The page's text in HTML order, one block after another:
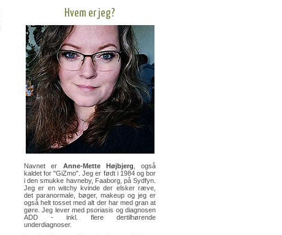
Hvem er jeg?
Navnet er Anne-Mette Højbjerg , også
kaldet for "GiZmo". Jeg er født i 1984 og bor
i den smukke havneby, Faaborg, på Sydfyn.
Jeg er en witchy kvinde der elsker ræve,
det paranormale, bøger, makeup og jeg er
også helt tosset med alt der har med gran at
gøre. Jeg lever med psoriasis og diagnosen
ADD - inkl. flere dertilhørende
underdiagnoser.